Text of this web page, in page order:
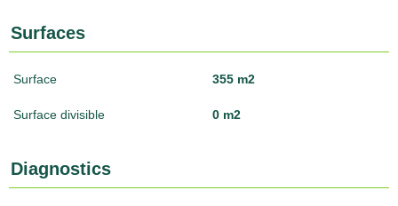
Surfaces
Surface 355 m2
Surface divisible 0 m2
Diagnostics